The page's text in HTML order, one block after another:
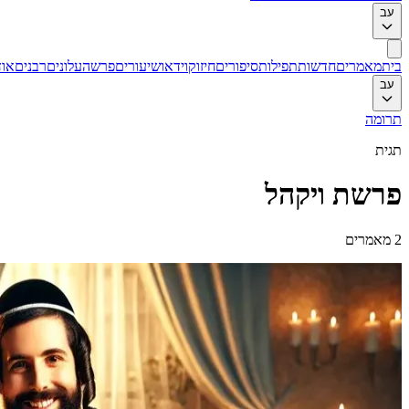
עב
ביתמאמריםחדשותתפילותסיפוריםחיזוקוידאושיעוריםפרשהעלוניםרבנים
עב
תרומה
תגית
פרשת ויקהל
2 מאמרים